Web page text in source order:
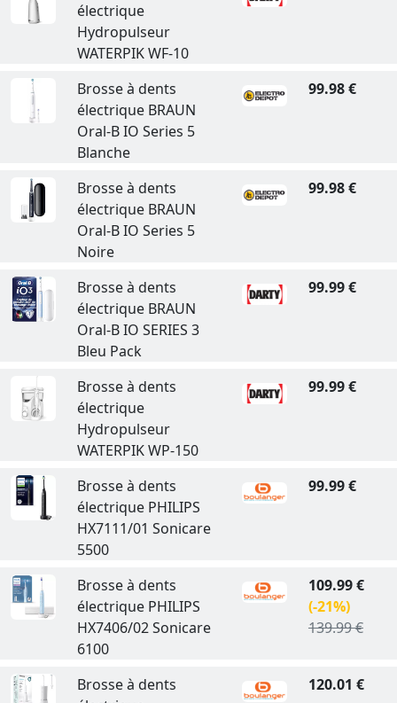
électrique
Hydropulseur
WATERPIK WF-10
Brosse à dents
électrique BRAUN
Oral-B IO Series 5
Blanche
99.98 €
Brosse à dents
électrique BRAUN
Oral-B IO Series 5
Noire
99.98 €
Brosse à dents
électrique BRAUN
Oral-B IO SERIES 3
Bleu Pack
99.99 €
Brosse à dents
électrique
Hydropulseur
WATERPIK WP-150
99.99 €
Brosse à dents
électrique PHILIPS
HX7111/01 Sonicare
5500
99.99 €
Brosse à dents
électrique PHILIPS
HX7406/02 Sonicare
6100
109.99 €
(-21%)
139.99 €
Brosse à dents
120.01 €